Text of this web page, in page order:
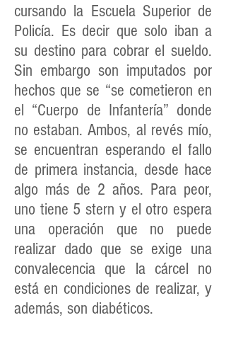
cursando la Escuela Superior de
Policía. Es decir que solo iban a
su destino para cobrar el sueldo.
Sin embargo son imputados por
hechos que se “se cometieron en
el “Cuerpo de Infantería” donde
no estaban. Ambos, al revés mío,
se encuentran esperando el fallo
de primera instancia, desde hace
algo más de 2 años. Para peor,
uno tiene 5 stern y el otro espera
una operación que no puede
realizar dado que se exige una
convalecencia que la cárcel no
está en condiciones de realizar, y
además, son diabéticos.